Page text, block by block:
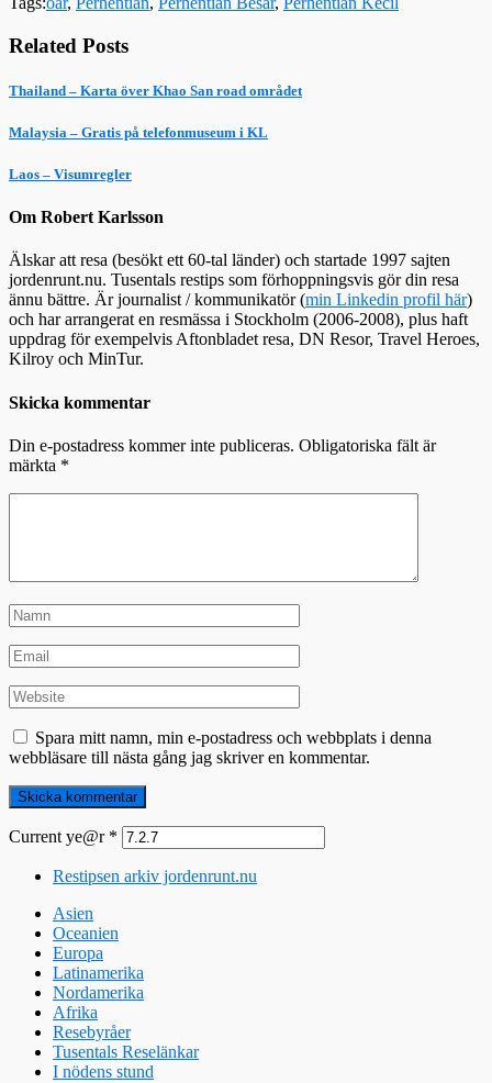
Related Posts
Thailand – Karta över Khao San road området
Malaysia – Gratis på telefonmuseum i KL
Laos – Visumregler
Om Robert Karlsson
Älskar att resa (besökt ett 60-tal länder) och startade 1997 sajten
jordenrunt.nu. Tusentals restips som förhoppningsvis gör din resa
ännu bättre. Är journalist / kommunikatör (min Linkedin profil här)
och har arrangerat en resmässa i Stockholm (2006-2008), plus haft
uppdrag för exempelvis Aftonbladet resa, DN Resor, Travel Heroes,
Kilroy och MinTur.
Skicka kommentar
Din e-postadress kommer inte publiceras. Obligatoriska fält är
märkta *
Spara mitt namn, min e-postadress och webbplats i denna
webbläsare till nästa gång jag skriver en kommentar.
Current ye@r *
Restipsen arkiv jordenrunt.nu
Asien
Oceanien
Europa
Latinamerika
Nordamerika
Afrika
Resebyråer
Tusentals Reselänkar
I nödens stund